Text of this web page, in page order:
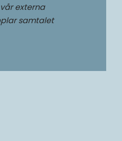
externa
samtalet